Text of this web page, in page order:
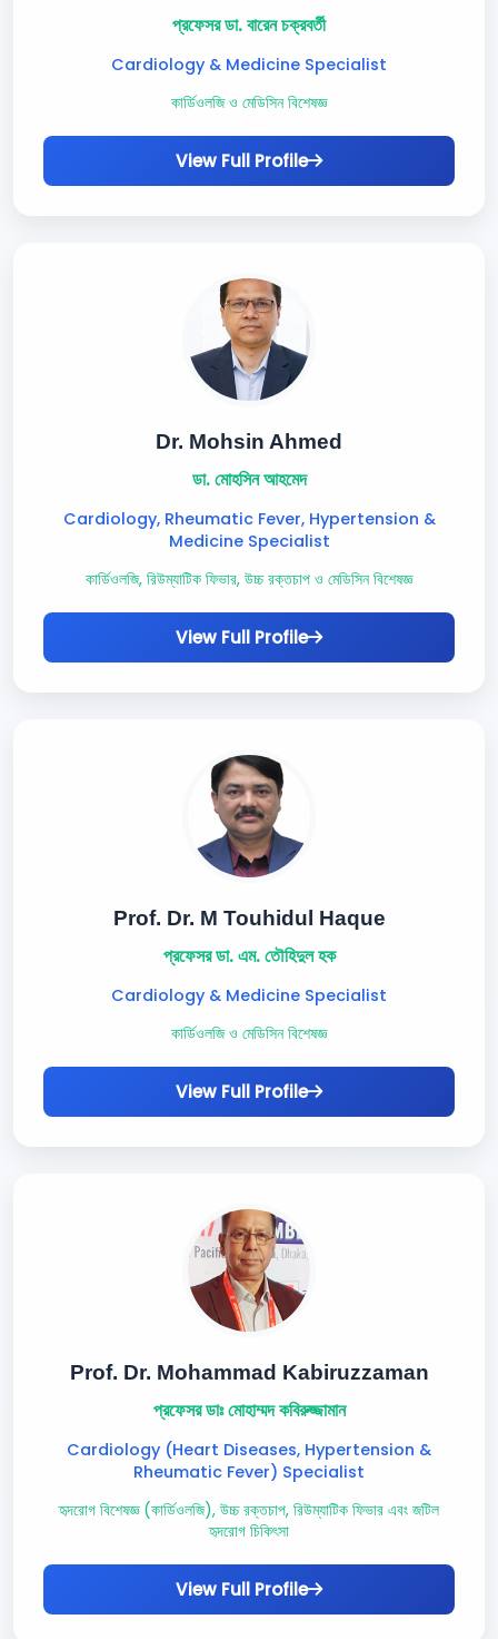
প্রফেসর ডা. বারেন চক্রবর্তী
Cardiology & Medicine Specialist
কার্ডিওলজি ও মেডিসিন বিশেষজ্ঞ
View Full Profile
Dr. Mohsin Ahmed
ডা. মোহসিন আহমেদ
Cardiology, Rheumatic Fever, Hypertension &
Medicine Specialist
কার্ডিওলজি, রিউম্যাটিক ফিভার, উচ্চ রক্তচাপ ও মেডিসিন বিশেষজ্ঞ
View Full Profile
Prof. Dr. M Touhidul Haque
প্রফেসর ডা. এম. তৌহিদুল হক
Cardiology & Medicine Specialist
কার্ডিওলজি ও মেডিসিন বিশেষজ্ঞ
View Full Profile
Prof. Dr. Mohammad Kabiruzzaman
প্রফেসর ডাঃ মোহাম্মদ কবিরুজ্জামান
Cardiology (Heart Diseases, Hypertension &
Rheumatic Fever) Specialist
হৃদরোগ বিশেষজ্ঞ (কার্ডিওলজি), উচ্চ রক্তচাপ, রিউম্যাটিক ফিভার এবং জটিল
হৃদরোগ চিকিৎসা
View Full Profile